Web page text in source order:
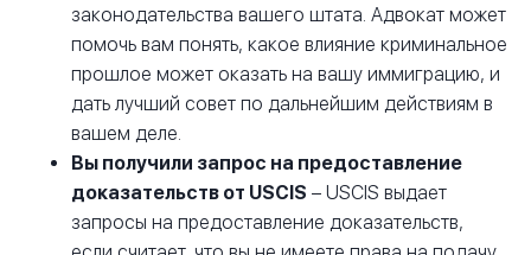
законодательства вашего штата. Адвокат может
помочь вам понять, какое влияние криминальное
прошлое может оказать на вашу иммиграцию, и
дать лучший совет по дальнейшим действиям в
вашем деле.
Вы получили запрос на предоставление
доказательств от USCIS – USCIS выдает
запросы на предоставление доказательств,